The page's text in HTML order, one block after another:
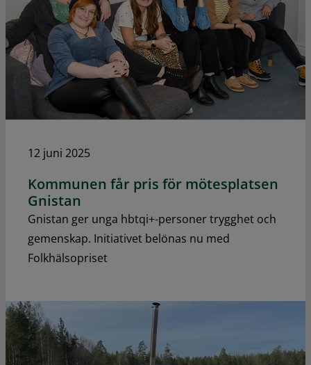
12 juni 2025
Kommunen får pris för mötesplatsen
Gnistan
Gnistan ger unga hbtqi+-personer trygghet och
gemenskap. Initiativet belönas nu med
Folkhälsopriset